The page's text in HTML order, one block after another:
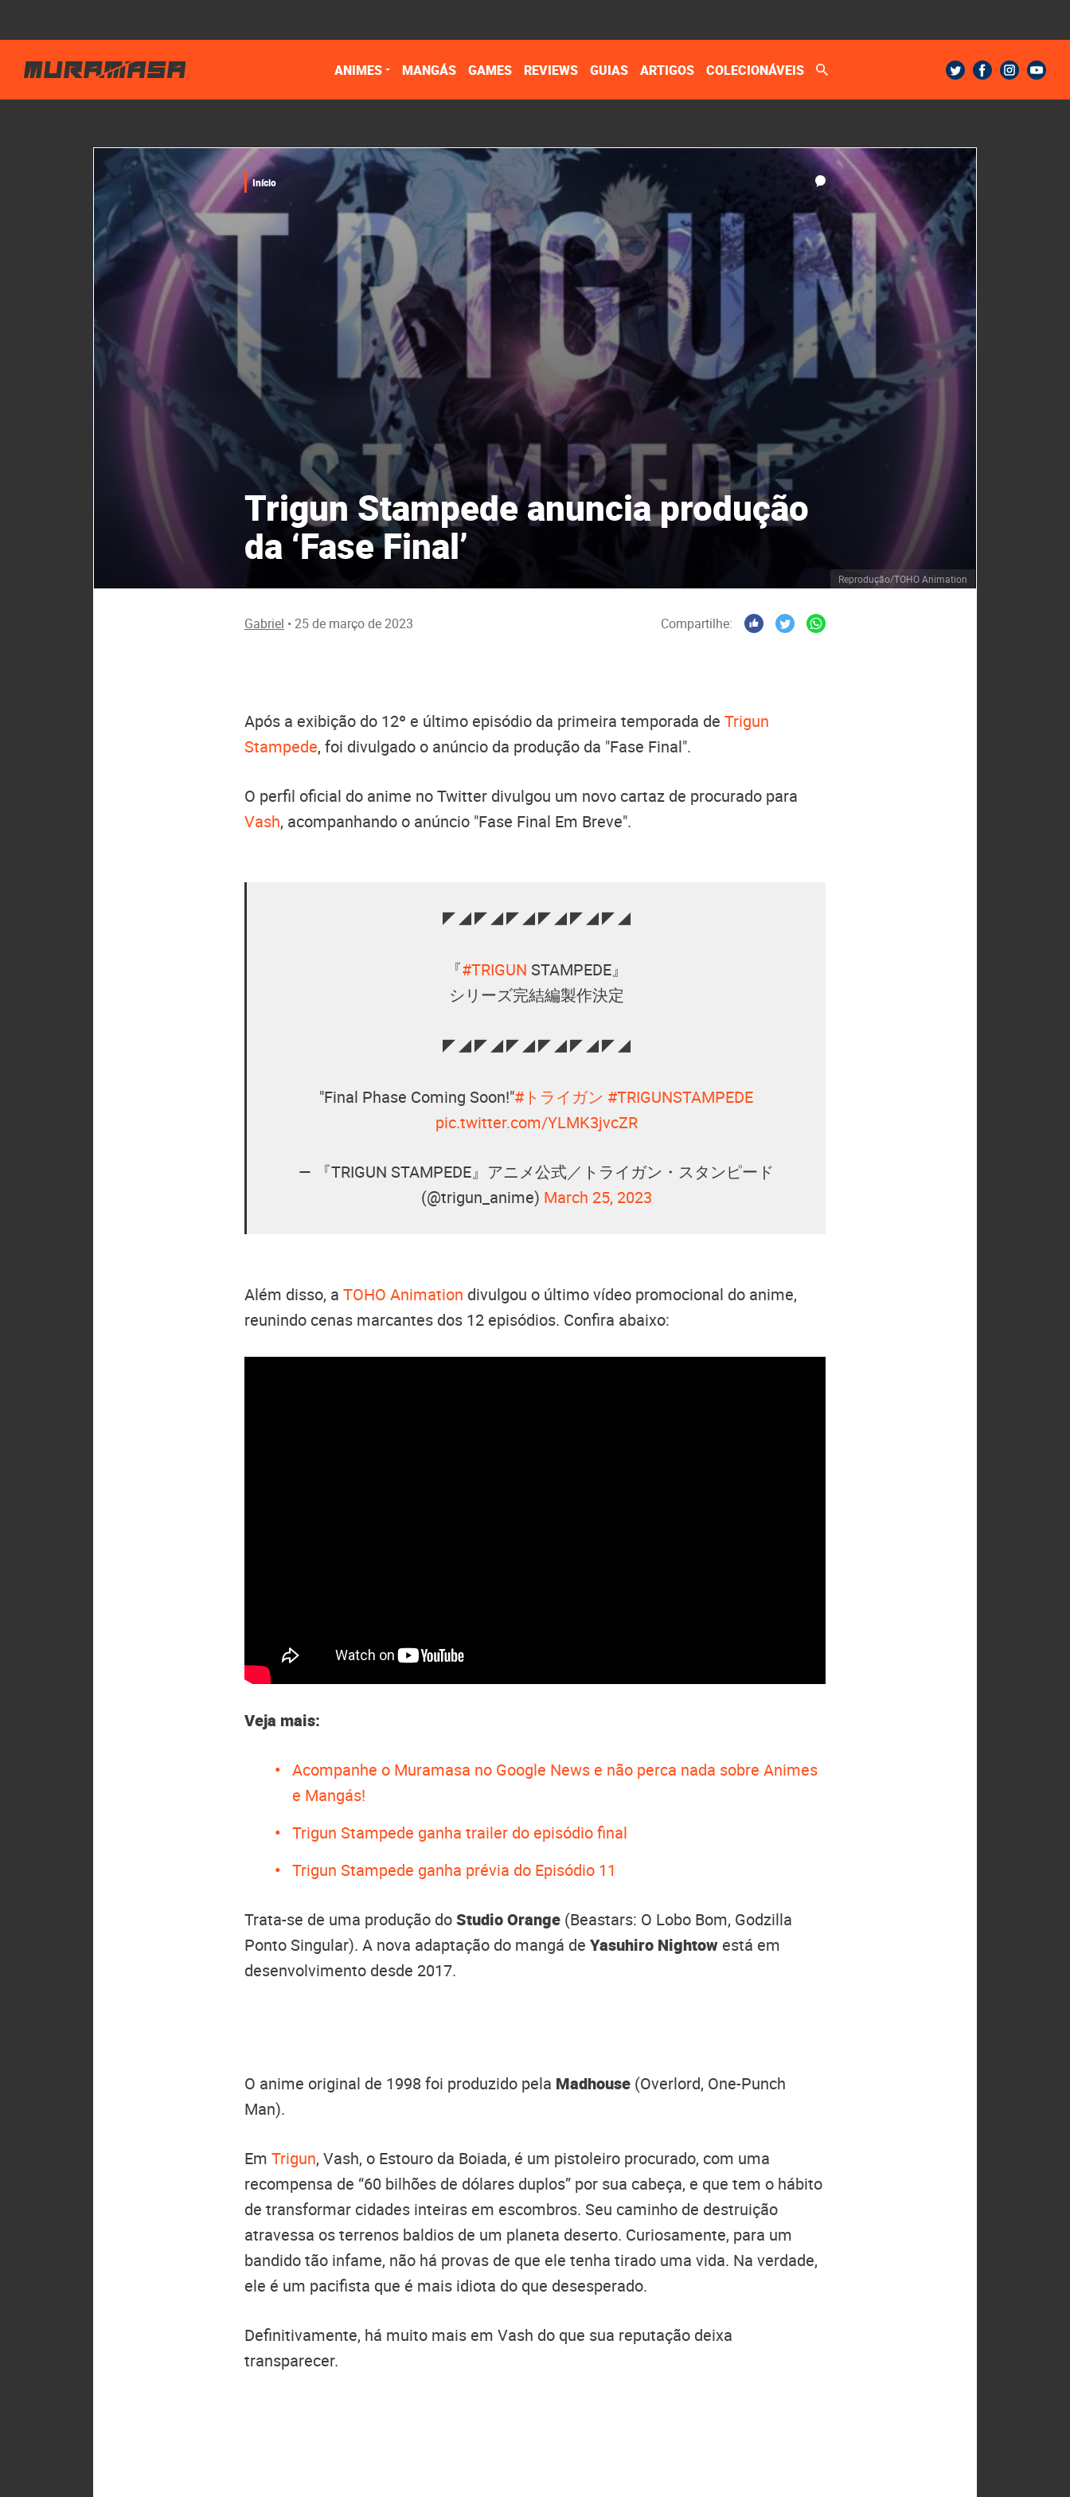
ANIMES MANGÁS GAMES REVIEWS GUIAS ARTIGOS COLECIONÁVEIS
Reprodução/TOHO Animation
Início
Trigun Stampede anuncia produção
da ‘Fase Final’
Gabriel •25 de março de 2023 Compartilhe:
Após a exibição do 12º e último episódio da primeira temporada de Trigun
Stampede, foi divulgado o anúncio da produção da "Fase Final".
O perfil oficial do anime no Twitter divulgou um novo cartaz de procurado para
Vash, acompanhando o anúncio "Fase Final Em Breve".
◤◢◤◢◤◢◤◢◤◢◤◢
『#TRIGUN STAMPEDE』
シリーズ完結編製作決定
◤◢◤◢◤◢◤◢◤◢◤◢
"Final Phase Coming Soon!"#トライガン #TRIGUNSTAMPEDE
pic.twitter.com/YLMK3jvcZR
— 『TRIGUN STAMPEDE』アニメ公式／トライガン・スタンピード
(@trigun_anime) March 25, 2023
Além disso, a TOHO Animation divulgou o último vídeo promocional do anime,
reunindo cenas marcantes dos 12 episódios. Confira abaixo:
Veja mais:
Acompanhe o Muramasa no Google News e não perca nada sobre Animes
e Mangás!
Trigun Stampede ganha trailer do episódio final
Trigun Stampede ganha prévia do Episódio 11
Trata-se de uma produção doStudio Orange (Beastars: O Lobo Bom, Godzilla
Ponto Singular). A nova adaptação do mangá de Yasuhiro Nightow está em
desenvolvimento desde 2017.
O anime original de 1998 foi produzido pela Madhouse (Overlord, One-Punch
Man).
Em Trigun, Vash, o Estouro da Boiada, é um pistoleiro procurado, com uma
recompensa de “60 bilhões de dólares duplos” por sua cabeça, e que tem o hábito
de transformar cidades inteiras em escombros. Seu caminho de destruição
atravessa os terrenos baldios de um planeta deserto. Curiosamente, para um
bandido tão infame, não há provas de que ele tenha tirado uma vida. Na verdade,
ele é um pacifista que é mais idiota do que desesperado.
Definitivamente, há muito mais em Vash do que sua reputação deixa
transparecer.